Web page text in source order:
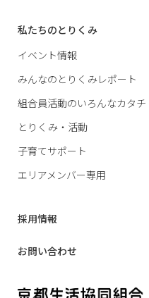
私たちのとりくみ
イベント情報
みんなのとりくみレポート
組合員活動のいろんなカタチ
とりくみ・活動
子育てサポート
エリアメンバー専用
採用情報
お問い合わせ